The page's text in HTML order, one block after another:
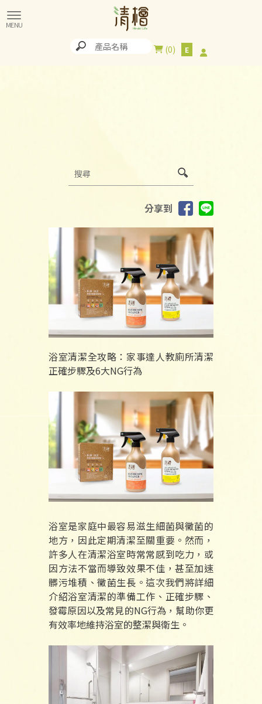
0
分享到
浴室清潔全攻略：家事達人教廁所清潔
正確步驟及6大NG行為
浴室是家庭中最容易滋生細菌與黴菌的
地方，因此定期清潔至關重要。然而，
許多人在清潔浴室時常常感到吃力，或
因方法不當而導致效果不佳，甚至加速
髒污堆積、黴菌生長。這次我們將詳細
介紹浴室清潔的準備工作、正確步驟、
發霉原因以及常見的NG行為，幫助你更
有效率地維持浴室的整潔與衛生。